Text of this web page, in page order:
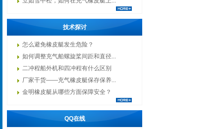
技术探讨
怎么避免橡皮艇发生危险？
如何调整充气船螺旋桨间距和直径...
二冲程船外机和四冲程有什么区别
厂家干货——充气橡皮艇保存保养...
金明橡皮艇从哪些方面保障安全？
QQ在线